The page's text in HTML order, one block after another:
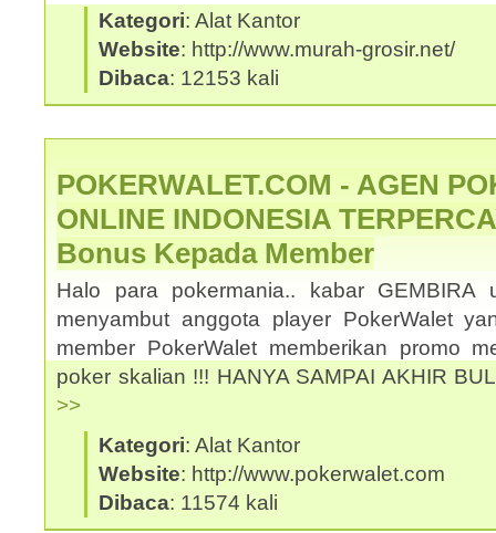
Kategori: Alat Kantor
Website: http://www.murah-grosir.net/
Dibaca: 12153 kali
POKERWALET.COM - AGEN
ONLINE INDONESIA
Bonus Kepada Member
Halo para pokermania.. kabar GEMBIRA
menyambut anggota player PokerWalet
member PokerWalet memberikan promo
poker skalian !!! HANYA SAMPAI AKHIR
>>
Kategori: Alat Kantor
Website: http://www.pokerwalet.com
Dibaca: 11574 kali